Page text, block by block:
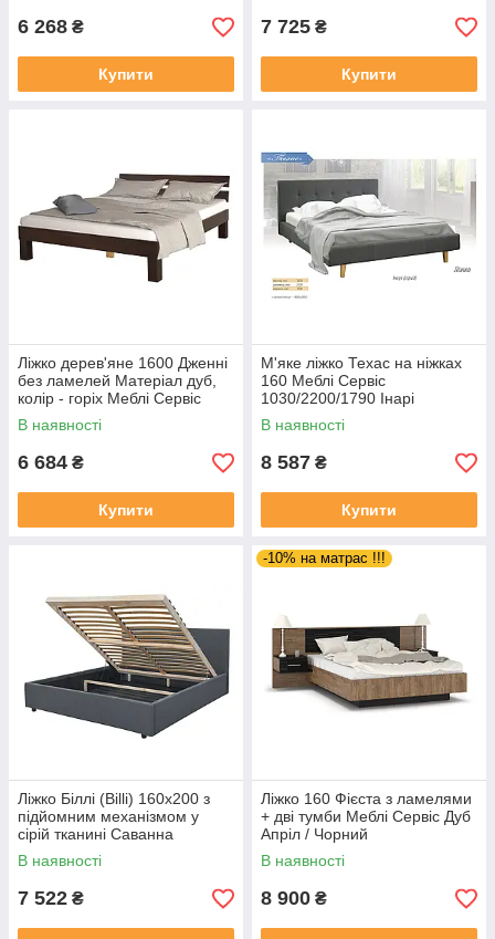
6 268 ₴
Купити
7 725 ₴
Купити
Ліжко дерев'яне 1600 Дженні
без ламелей Матеріал дуб,
колір - горіх Меблі Сервіс
В наявності
6 684 ₴
Купити
М'яке ліжко Техас на ніжках
160 Меблі Сервіс
1030/2200/1790 Інарі
В наявності
8 587 ₴
Купити
Ліжко Біллі (Billi) 160x200 з
підйомним механізмом у
сірій тканині Саванна
В наявності
7 522 ₴
-10% на матрас !!!
Ліжко 160 Фієста з ламелями
+ дві тумби Меблі Сервіс Дуб
Апріл / Чорний
В наявності
8 900 ₴